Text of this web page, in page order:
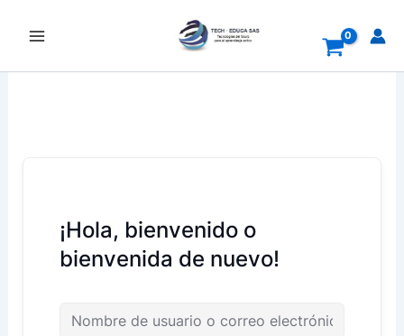
¡Hola, bienvenido o
bienvenida de nuevo!